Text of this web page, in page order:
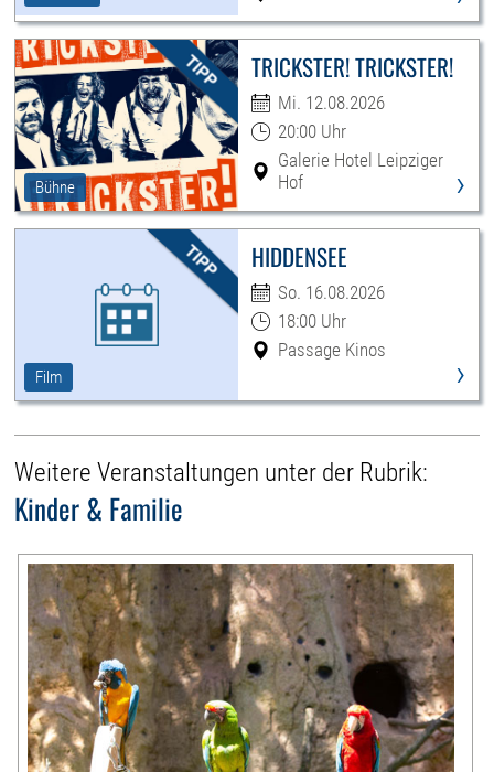
Bühne
TRICKSTER! TRICKSTER!
Mi. 12.08.2026
20:00 Uhr
Galerie Hotel Leipziger
Hof
›
Film
HIDDENSEE
So. 16.08.2026
18:00 Uhr
Passage Kinos
›
Weitere Veranstaltungen unter der Rubrik:
Kinder & Familie